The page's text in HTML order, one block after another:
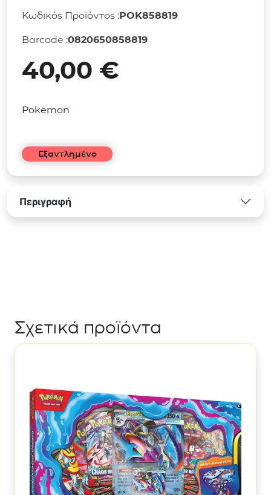
Κωδικός Προϊόντος :POK858819
Barcode :0820650858819
40,00 €
Pokemon
Εξαντλημένο
Περιγραφή
Σχετικά προϊόντα